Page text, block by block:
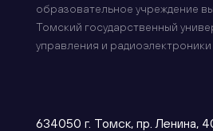
образовательное учреждение
Томский государственный
управления и радиоэлектроники
634050 г. Томск, пр. Ленина,